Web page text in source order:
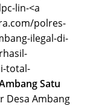
lin-<a
polres-
ilegal-di-
total-
Satu
Desa Ambang